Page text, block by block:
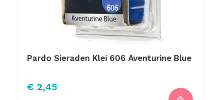
Pardo Sieraden Klei 606 Aventurine Blue
€ 2,45